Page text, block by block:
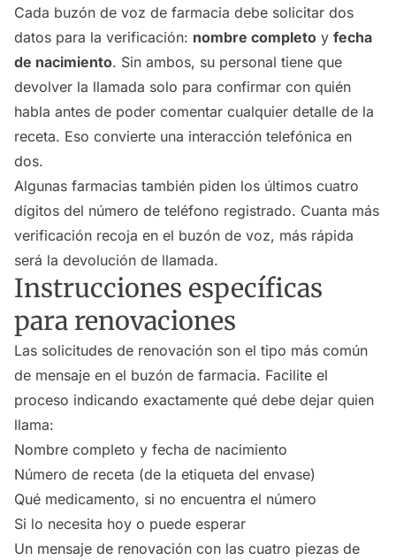
Cada buzón de voz de farmacia debe solicitar dos
datos para la verificación: nombre completo y fecha
de nacimiento. Sin ambos, su personal tiene que
devolver la llamada solo para confirmar con quién
habla antes de poder comentar cualquier detalle de la
receta. Eso convierte una interacción telefónica en
dos.
Algunas farmacias también piden los últimos cuatro
dígitos del número de teléfono registrado. Cuanta más
verificación recoja en el buzón de voz, más rápida
será la devolución de llamada.
Instrucciones específicas
para renovaciones
Las solicitudes de renovación son el tipo más común
de mensaje en el buzón de farmacia. Facilite el
proceso indicando exactamente qué debe dejar quien
llama:
Nombre completo y fecha de nacimiento
Número de receta (de la etiqueta del envase)
Qué medicamento, si no encuentra el número
Si lo necesita hoy o puede esperar
Un mensaje de renovación con las cuatro piezas de